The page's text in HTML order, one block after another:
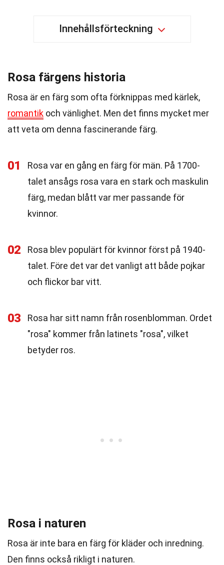
Innehållsförteckning
Rosa färgens historia
Rosa är en färg som ofta förknippas med kärlek,
romantik och vänlighet. Men det finns mycket mer
att veta om denna fascinerande färg.
01
Rosa var en gång en färg för män. På 1700-
talet ansågs rosa vara en stark och maskulin
färg, medan blått var mer passande för
kvinnor.
02
Rosa blev populärt för kvinnor först på 1940-
talet. Före det var det vanligt att både pojkar
och flickor bar vitt.
03
Rosa har sitt namn från rosenblomman. Ordet
"rosa" kommer från latinets "rosa", vilket
betyder ros.
Rosa i naturen
Rosa är inte bara en färg för kläder och inredning.
Den finns också rikligt i naturen.